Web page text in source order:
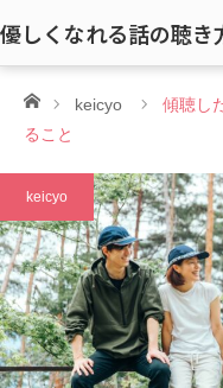
優しくなれる話の聴き
ホームkeicyo
傾聴し
ること
keicyo